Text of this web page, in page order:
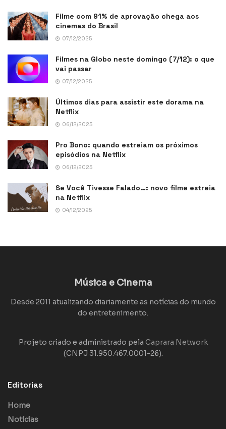
Filme com 91% de aprovação chega aos
cinemas do Brasil
07/12/2025
Filmes na Globo neste domingo (7/12): o que
vai passar
07/12/2025
Últimos dias para assistir este dorama na
Netflix
06/12/2025
Pro Bono: quando estreiam os próximos
episódios na Netflix
06/12/2025
Se Você Tivesse Falado…: novo filme estreia
na Netflix
04/12/2025
Música e Cinema
Desde 2011 atualizando diariamente as notícias do mundo
do entretenimento.
Projeto criado e administrado pela Caprara Network
(CNPJ 31.950.467.0001-26).
Editorias
Home
Notícias